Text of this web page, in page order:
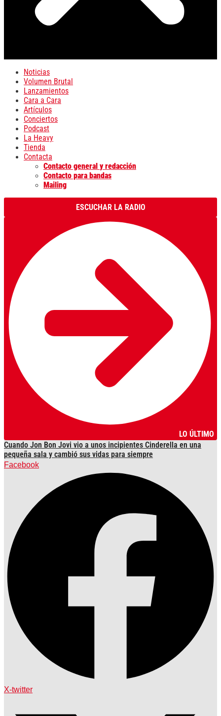
Noticias
Volumen Brutal
Lanzamientos
Cara a Cara
Artículos
Conciertos
Podcast
La Heavy
Tienda
Contacta
Contacto general y redacción
Contacto para bandas
Mailing
ESCUCHAR LA RADIO
LO ÚLTIMO
Cuando Jon Bon Jovi vio a unos incipientes Cinderella en una
pequeña sala y cambió sus vidas para siempre
Facebook
X-twitter